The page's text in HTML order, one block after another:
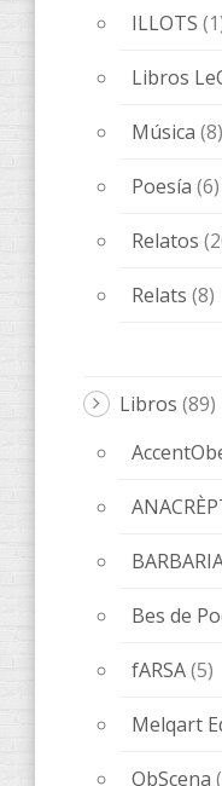
BARBARIA
Bes de
fARSA(5)
Melqart
ONES DE
OTROS
Sin
Tickets(1)